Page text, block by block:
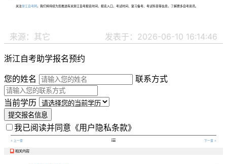
关注浙江自考网，我们将持续为您推送有关浙江自考报名时间、报名入口、考试时间、复习备考、考试科目等信息，了解更多自考资讯。
来源：其它 发表于：2026-06-10 16:14:46
浙江自考助学报名预约
您的姓名
联系方式
当前学历
提交报名信息
我已阅读并同意 《用户隐私条款》
< 上一章  下一章 >
 相关内容